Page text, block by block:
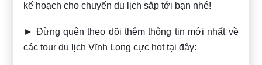
kế hoạch cho chuyến du lịch sắp tới bạn nhé!
► Đừng quên theo dõi thêm thông tin mới nhất về
các tour du lịch Vĩnh Long cực hot tại đây: